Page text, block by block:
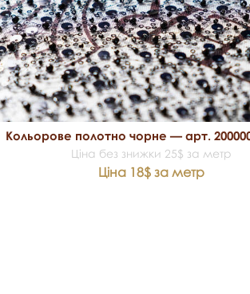
Кольорове полотно чорне — арт.
Ціна без знижки 25$ за метр
Ціна 18$ за метр